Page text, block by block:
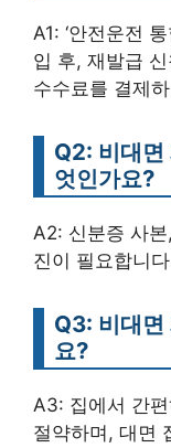
A1: ‘안전운전
입 후, 재발급
수수료를 결제
Q2: 비대면
엇인가요?
A2: 신분증 사
진이 필요합니
Q3: 비대면
요?
A3: 집에서 간
절약하며, 대면